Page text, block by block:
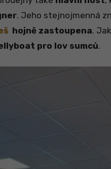
. Jeho stejnojmenná
hojně zastoupena.
pro lov sumců.